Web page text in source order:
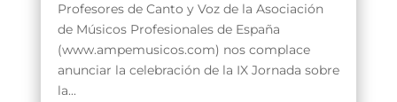
Profesores de Canto y Voz de la Asociación
de Músicos Profesionales de España
(www.ampemusicos.com) nos complace
anunciar la celebración de la IX Jornada sobre
la...